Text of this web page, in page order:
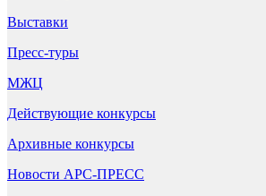
Выставки
Пресс-туры
МЖЦ
Действующие конкурсы
Архивные конкурсы
Новости АРС-ПРЕСС